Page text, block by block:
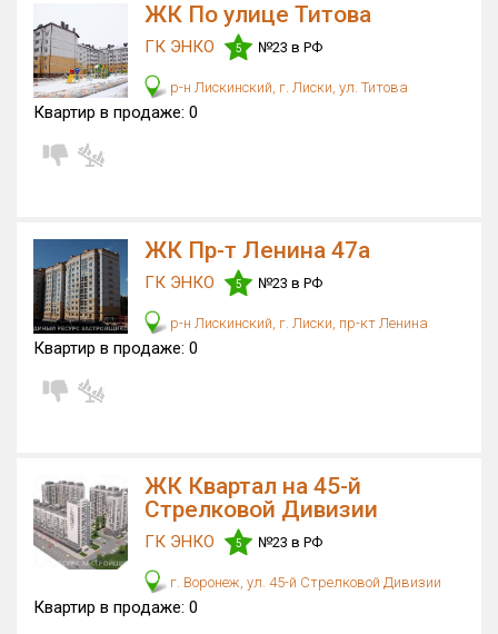
Оценка ЕРЗ ЖК
от
Найдено:
Жилых комплексов
Многоквартирных домов
9 из 1 076
Блокированных домов
ЖК По улице Титова
ГК ЭНКО 5 №23 в РФ
р-н Лискинский, г. Лиски, ул. Титова
Квартир в продаже: 0
ЖК Пр-т Ленина 47а
ГК ЭНКО 5 №23 в РФ
р-н Лискинский, г. Лиски, пр-кт Ленина
Квартир в продаже: 0
ЖК Квартал на 45-й
Стрелковой Дивизии
ГК ЭНКО 5 №23 в РФ
г. Воронеж, ул. 45-й Стрелковой Дивизии
Квартир в продаже: 0